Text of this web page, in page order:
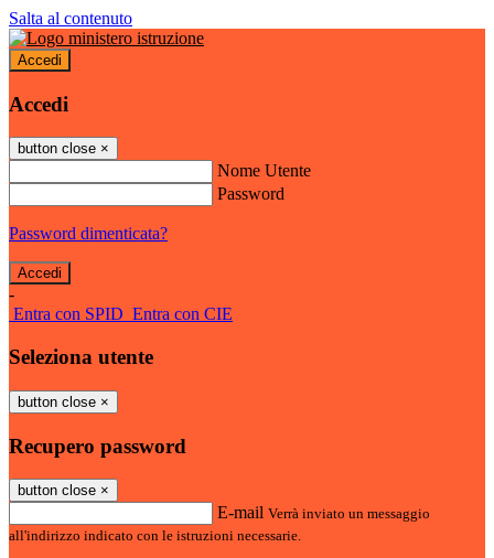
Salta al contenuto
Accedi
Accedi
button close ×
Nome Utente
Password
Password dimenticata?
-
Entra con SPID Entra con CIE
Seleziona utente
button close ×
Recupero password
button close ×
E-mail Verrà inviato un messaggio
all'indirizzo indicato con le istruzioni necessarie.